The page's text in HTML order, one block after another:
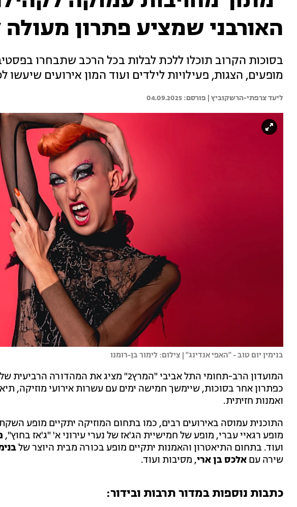
האורבני שמציע פתרון מעולה
מופעים, הצגות, פעילויות לילדים ועוד המון אירועים
ליעד צרפתי-הרשקוביץ | 04.09.2025
בנימין יום טוב - "האפי אנדינג" | צילום: לימור בן-רומנו
כפתרון אחר בסוכות, שיימשך חמישה ימים עם עשרות אירועי מוזיקה,
ואמנות חזיתית.
התוכנית עמוסה באירועים רבים, כמו בתחום המוזיקה יתקיים מופע
מופע רגאיי עברי, מופע של חמישיית הג'אז של נערי עירוני א' "ג'אז בחוץ",
ועוד. בתחום התיאטרון והאמנות יתקיים מופע בכורה מבית היוצר של
שירה עם אלכס בן ארי, מסיבות ועוד.
כתבות נוספות במדור תרבות ובידור: